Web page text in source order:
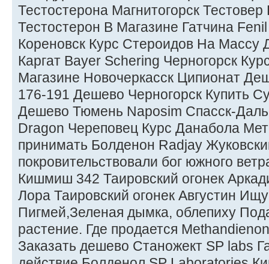
Тестостерона Магнитогорск
Тестостерон В Магазине Гатчина
Кореновск Курс Стероидов На Массу
Каргат Bayer Schering Черногорск
Магазине Новочеркасск Ципионат
176-191 Дешево Черногорск Купить
Дешево Тюмень Naposim Спасск-
Dragon Череповец Курс Данабола
принимать Болденон Radjay
покровительствовали бог южного
Кишмиш 342 Таировский огонек
Лора Таировский огонек Августин
Пигмей,Зеленая дымка, облепиху
растение. Где продается
Заказать дешево Станожект SP labs